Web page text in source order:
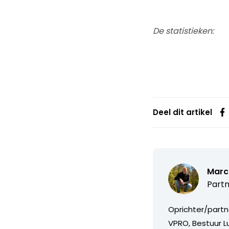
De statistieken:
Deel dit artikel
Oprichter/
VPRO, Bestuur